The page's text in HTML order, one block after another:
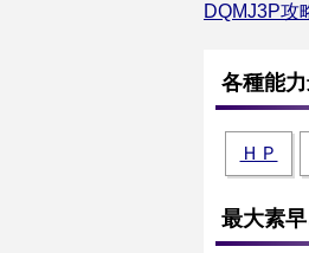
DQMJ3P攻
各種能
ＨＰ
最大素